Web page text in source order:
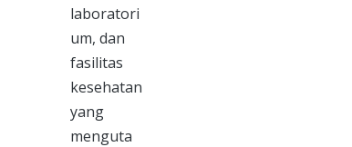
laboratori
um, dan
fasilitas
kesehatan
yang
menguta